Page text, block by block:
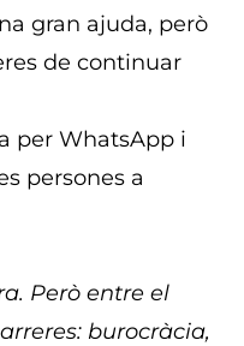
gran ajuda, però
de continuar
per WhatsApp i
persones a
Però entre el
burocràcia,